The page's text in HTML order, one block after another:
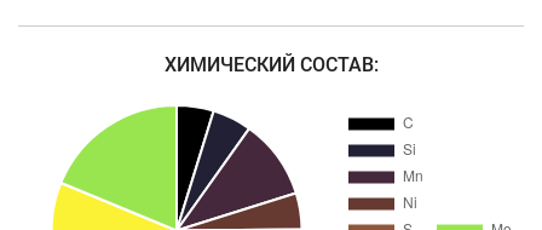
ХИМИЧЕСКИЙ СОСТАВ: